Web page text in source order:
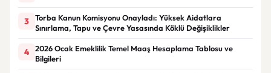
3
Torba Kanun Komisyonu Onayladı: Yüksek Aidatlara
Sınırlama, Tapu ve Çevre Yasasında Köklü Değişiklikler
4
2026 Ocak Emeklilik Temel Maaş Hesaplama Tablosu ve
Bilgileri